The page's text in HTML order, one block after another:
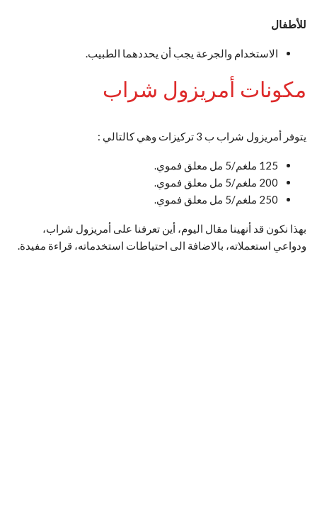
للأطفال
الاستخدام والجرعة يجب أن يحددهما الطبيب.
مكونات أمريزول شراب
يتوفر أمريزول شراب ب 3 تركيزات وهي كالتالي :
125 ملغم/5 مل معلق فموي.
200 ملغم/5 مل معلق فموي.
250 ملغم/5 مل معلق فموي.
بهذا نكون قد أنهينا مقال اليوم، أين تعرفنا على أمريزول شراب،
ودواعي استعملاته، بالاضافة الى احتياطات استخدماته، قراءة مفيدة.